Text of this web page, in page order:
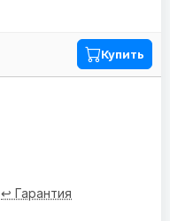
Купить
↩️ Гарантия